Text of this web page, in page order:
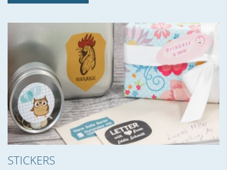
STICKERS